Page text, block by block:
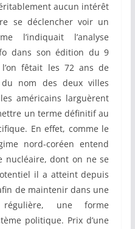
aucun intérêt
se déclencher voir un
l’indiquait l’analyse
dans son édition du 9
fêtait les 72 ans de
du nom des deux villes
américains larguèrent
un terme définitif au
En effet, comme le
nord-coréen entend
nucléaire, dont on ne se
il a atteint depuis
de maintenir dans une
une forme
politique. Prix d’une